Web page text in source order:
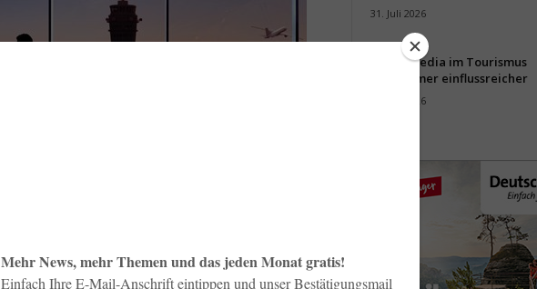
31. Juli 2026
Social Media im Tourismus
wird immer einflussreicher
30. Juli 2026